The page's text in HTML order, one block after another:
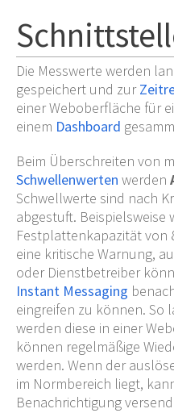
Die Messwerte werden
gespeichert und zur
einer Weboberfläche für
einem Dashboard
Beim Überschreiten von
Schwellenwerten werden
Schwellwerte sind nach
abgestuft. Beispielsweise
Festplattenkapazität von
eine kritische Warnung,
oder Dienstbetreiber
Instant Messaging
eingreifen zu können. So
werden diese in einer
können regelmäßige
werden. Wenn der
im Normbereich liegt,
Benachrichtigung